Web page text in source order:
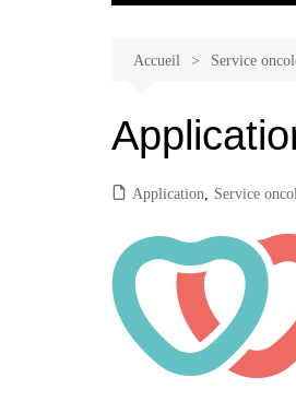
Accueil Service
Application Service